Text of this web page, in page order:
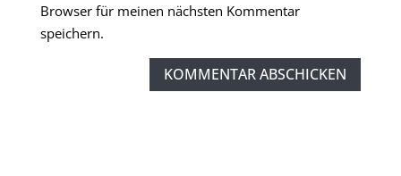
Browser für meinen nächsten Kommentar
speichern.
KOMMENTAR ABSCHICKEN